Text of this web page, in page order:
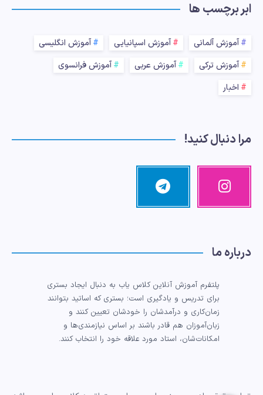
ابر برچسب ها
آموزش آلمانی آموزش اسپانیایی
آموزش انگلیسی
آموزش ترکی
آموزش عربی
آموزش فرانسوی
اخبار
مرا دنبال کنید!
اینستاگرام تلگرام
کنید!
درباره ما
پلتفرم آموزش آنلاین کلاس یاب به دنبال ایجاد بستری
برای تدریس و یادگیری است؛ بستری که اساتید بتوانند
زمان‌کاری و درآمدشان را خودشان تعیین کنند و
زبان‌آموزان هم قادر باشند بر اساس نیازمندی‌ها و
امکانات‌شان، استاد مورد علاقه خود را انتخاب کنند.